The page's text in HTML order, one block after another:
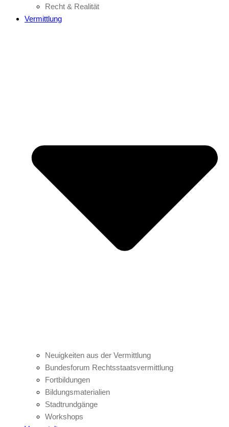
Recht & Realität
Vermittlung
Neuigkeiten aus der Vermittlung
Bundesforum Rechtsstaatsvermittlung
Fortbildungen
Bildungsmaterialien
Stadtrundgänge
Workshops